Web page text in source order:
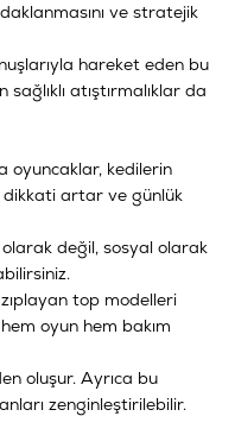
ve stratejik
hareket eden bu
atıştırmalıklar da
oyuncaklar, kedilerin
dikkati artar ve günlük
olarak değil, sosyal olarak
top modelleri
oyun hem bakım
oluşur. Ayrıca bu
zenginleştirilebilir.